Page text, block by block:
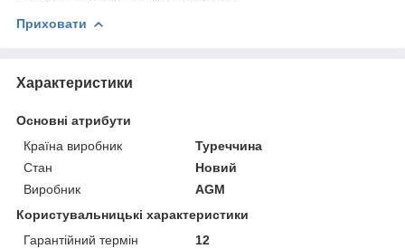
Приховати
Характеристики
Основні атрибути
Країна виробник
Туреччина
Стан
Новий
Виробник
AGM
Користувальницькі характеристики
Гарантійний термін
12